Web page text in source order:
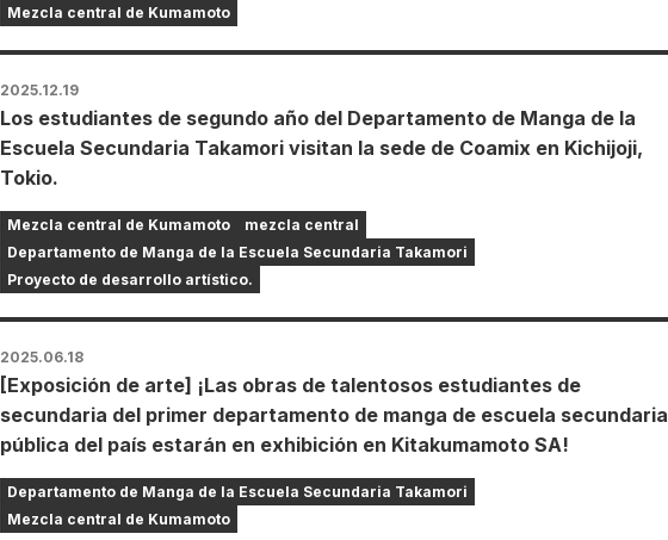
Mezcla central de Kumamoto
2025.12.19
Los estudiantes de segundo año del Departamento de Manga de la
Escuela Secundaria Takamori visitan la sede de Coamix en Kichijoji,
Tokio.
Mezcla central de Kumamoto
mezcla central
Departamento de Manga de la Escuela Secundaria Takamori
Proyecto de desarrollo artístico.
2025.06.18
[Exposición de arte] ¡Las obras de talentosos estudiantes de
secundaria del primer departamento de manga de escuela secundaria
pública del país estarán en exhibición en Kitakumamoto SA!
Departamento de Manga de la Escuela Secundaria Takamori
Mezcla central de Kumamoto